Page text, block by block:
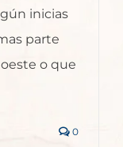
inicias
parte
o que
0